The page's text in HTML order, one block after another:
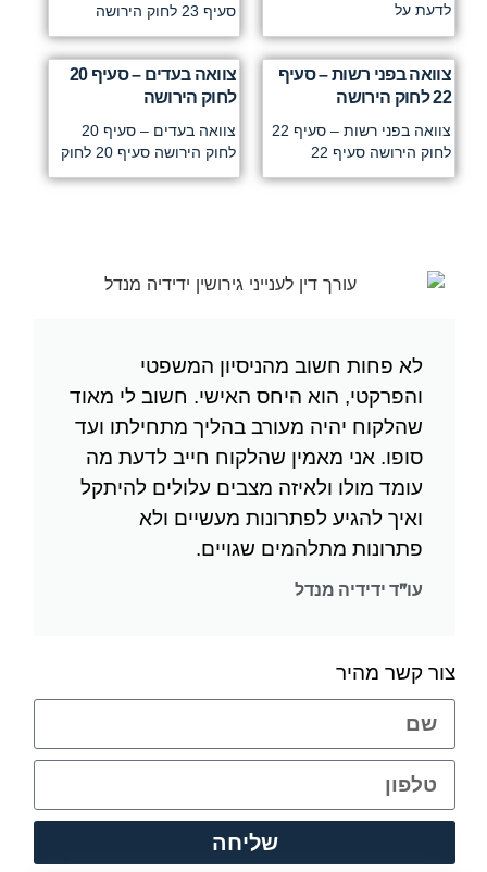
לדעת על
סעיף 23 לחוק הירושה
צוואה בפני רשות – סעיף
22 לחוק הירושה
צוואה בפני רשות – סעיף 22
לחוק הירושה סעיף 22
צוואה בעדים – סעיף 20
לחוק הירושה
צוואה בעדים – סעיף 20
לחוק הירושה סעיף 20 לחוק
לא פחות חשוב מהניסיון המשפטי
והפרקטי, הוא היחס האישי. חשוב לי מאוד
שהלקוח יהיה מעורב בהליך מתחילתו ועד
סופו. אני מאמין שהלקוח חייב לדעת מה
עומד מולו ולאיזה מצבים עלולים להיתקל
ואיך להגיע לפתרונות מעשיים ולא
פתרונות מתלהמים שגויים.
עו"ד ידידיה מנדל
צור קשר מהיר
שליחה